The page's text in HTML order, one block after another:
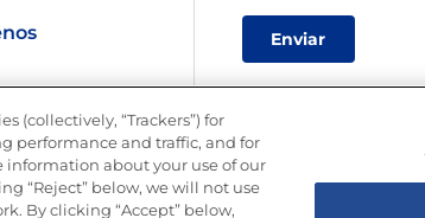
(collectively, “Trackers”) for
performance and traffic, and for
information about your use of our
“Reject” below, we will not use
By clicking “Accept” below,